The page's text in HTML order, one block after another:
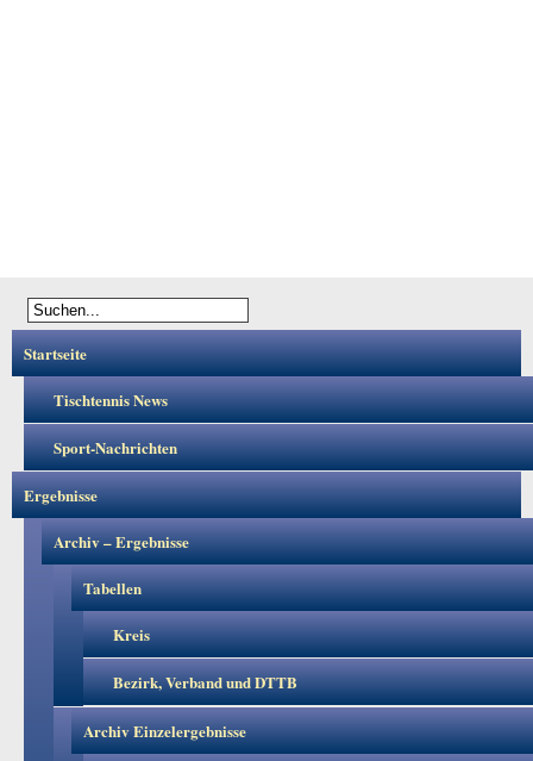
Startseite
Tischtennis News
Sport-Nachrichten
Ergebnisse
Archiv – Ergebnisse
Tabellen
Kreis
Bezirk, Verband und DTTB
Archiv Einzelergebnisse